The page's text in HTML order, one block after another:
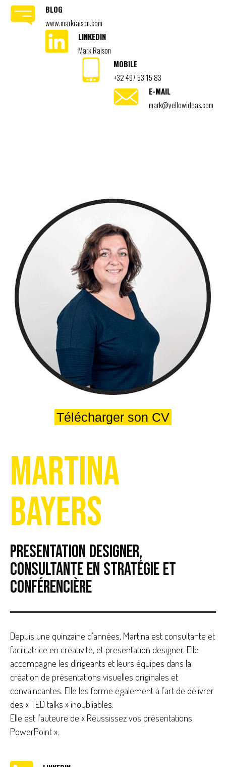
BLOG
www.markraison.com
LINKEDIN
Mark Raison
MOBILE
+32 497 53 15 83
E-MAIL
mark@yellowideas.com
Télécharger son CV
Martina
Bayers
PRESENTATION DESIGNER,
Consultante en stratégie et
conférencière
Depuis une quinzaine d’années, Martina est consultante et
facilitatrice en créativité, et presentation designer. Elle
accompagne les dirigeants et leurs équipes dans la
création de présentations visuelles originales et
convaincantes. Elle les forme également à l’art de délivrer
des « TED talks » inoubliables.
Elle est l’auteure de « Réussissez vos présentations
PowerPoint ».